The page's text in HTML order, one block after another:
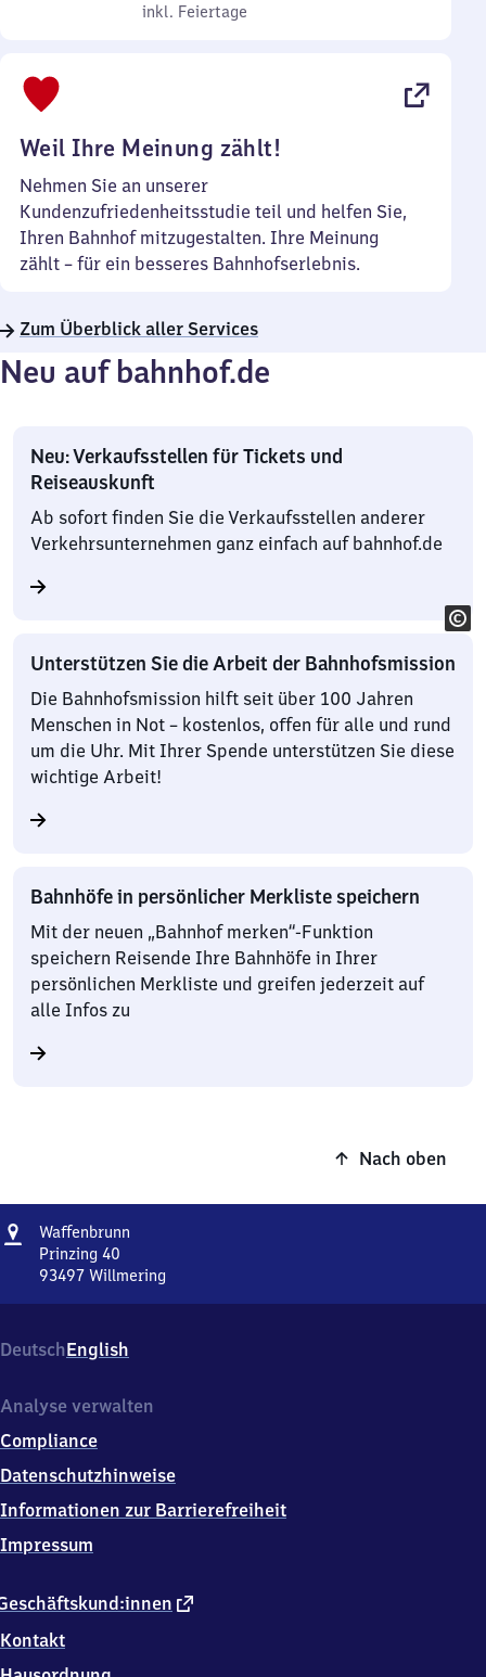
inkl. Feiertage
7
inkl. Feiertage
Weil Ihre Meinung zählt!
Nehmen Sie an unserer
Kundenzufriedenheitsstudie teil und helfen Sie,
Ihren Bahnhof mitzugestalten. Ihre Meinung
zählt – für ein besseres Bahnhofserlebnis.
Zum Überblick aller Services
Neu auf bahnhof.de
Neu: Verkaufsstellen für Tickets und
Reiseauskunft
Ab sofort finden Sie die Verkaufsstellen anderer
Verkehrsunternehmen ganz einfach auf bahnhof.de
Unterstützen Sie die Arbeit der Bahnhofsmission
Die Bahnhofsmission hilft seit über 100 Jahren
Menschen in Not – kostenlos, offen für alle und rund
um die Uhr. Mit Ihrer Spende unterstützen Sie diese
wichtige Arbeit!
Bahnhöfe in persönlicher Merkliste speichern
Mit der neuen „Bahnhof merken“-Funktion
speichern Reisende Ihre Bahnhöfe in Ihrer
persönlichen Merkliste und greifen jederzeit auf
alle Infos zu
Nach oben
Adresse
Waffenbrunn
Prinzing 40
93497 Willmering
40,
9
4
7
Willmering
DeutschEnglish
externer
Kontakt
Analyse verwalten
Compliance
Datenschutzhinweise
Informationen zur Barrierefreiheit
Impressum